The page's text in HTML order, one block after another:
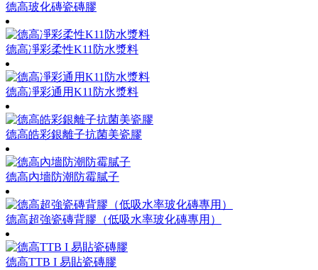
德高玻化磚瓷磚膠
德高凈彩柔性K11防水漿料
德高凈彩通用K11防水漿料
德高皓彩銀離子抗菌美瓷膠
德高內墻防潮防霉膩子
德高超強瓷磚背膠（低吸水率玻化磚專用）
德高TTB I 易貼瓷磚膠